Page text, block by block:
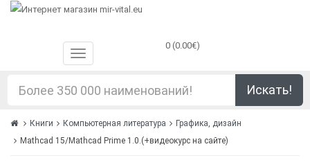
0 (0.00€)
Искать!
Книги Компьютерная литература
Графика, дизайн
Mathcad 15/Mathcad Prime 1.0.(+видеокурс на сайте)